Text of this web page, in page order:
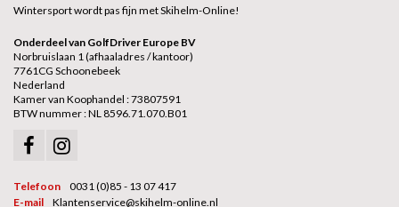
Wintersport wordt pas fijn met Skihelm-Online!
Onderdeel van GolfDriver Europe BV
Norbruislaan 1 (afhaaladres / kantoor)
7761CG Schoonebeek
Nederland
Kamer van Koophandel : 73807591
BTW nummer : NL 8596.71.070.B01
Telefoon
0031 (0)85 - 13 07 417
E-mail
Klantenservice@skihelm-online.nl